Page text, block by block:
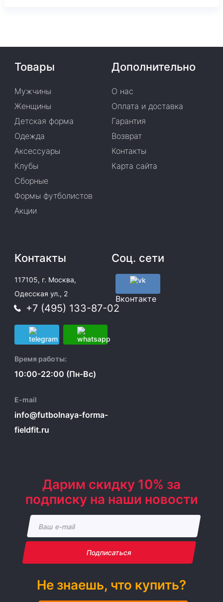
Товары
Мужчины
Женщины
Детская форма
Одежда
Аксессуары
Клубы
Сборные
Формы футболистов
Акции
Дополнительно
О нас
Оплата и доставка
Гарантия
Возврат
Контакты
Карта сайта
Контакты
117105, г. Москва,
Одесская ул., 2
+7 (495) 133-87-02
Время работы:
10:00-22:00 (Пн-Вс)
E-mail
info@futbolnaya-forma-
fieldfit.ru
Соц. сети
Вконтакте
Дарим скидку 10% за
подписку на наши новости
Подписаться
Не знаешь, что купить?